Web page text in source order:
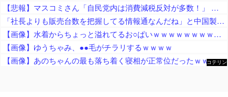
【悲報】マスコミさん「自民党内は消費減税反対が多数！」 → 自民党議員の内部暴露で嘘が完全発覚 → ｗｗｗｗｗｗｗｗｗｗｗｗｗｗ
「社長よりも販売台数を把握してる情報通なんだね」と中国製軽EVを絶賛する人が猛ツッコミを食らう、社長の公式発表と随分食い違っておりますね……
【画像】水着からちょっと溢れてるお○ぱいｗｗｗｗｗｗｗｗｗｗｗ
【画像】ゆうちゃみ、●●毛がチラリするｗｗｗｗ
【画像】あのちゃんの最も落ち着く寝相が正常位だったｗｗｗｗｗｗｗｗｗｗｗｗｗｗｗｗｗｗｗｗｗｗｗｗｗｗｗｗｗｗｗｗｗｗｗｗ
コテリン